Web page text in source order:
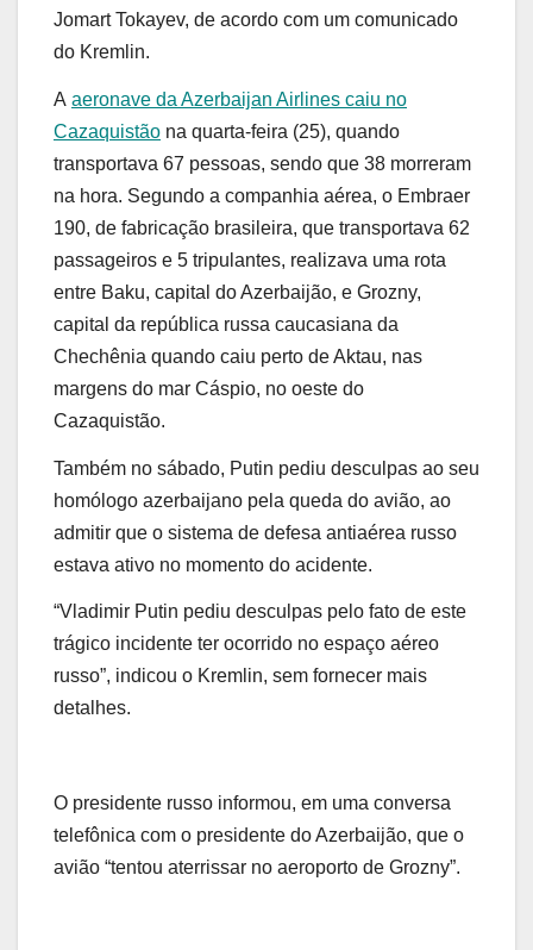
Jomart Tokayev, de acordo com um comunicado
do Kremlin.
A aeronave da Azerbaijan Airlines caiu no
Cazaquistão na quarta-feira (25), quando
transportava 67 pessoas, sendo que 38 morreram
na hora. Segundo a companhia aérea, o Embraer
190, de fabricação brasileira, que transportava 62
passageiros e 5 tripulantes, realizava uma rota
entre Baku, capital do Azerbaijão, e Grozny,
capital da república russa caucasiana da
Chechênia quando caiu perto de Aktau, nas
margens do mar Cáspio, no oeste do
Cazaquistão.
Também no sábado, Putin pediu desculpas ao seu
homólogo azerbaijano pela queda do avião, ao
admitir que o sistema de defesa antiaérea russo
estava ativo no momento do acidente.
“Vladimir Putin pediu desculpas pelo fato de este
trágico incidente ter ocorrido no espaço aéreo
russo”, indicou o Kremlin, sem fornecer mais
detalhes.
O presidente russo informou, em uma conversa
telefônica com o presidente do Azerbaijão, que o
avião “tentou aterrissar no aeroporto de Grozny”.